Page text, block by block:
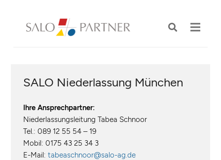
SALO Niederlassung München
Ihre Ansprechpartner:
Niederlassungsleitung Tabea Schnoor
Tel.: 089 12 55 54 – 19
Mobil: 0175 43 25 34 3
E-Mail: tabeaschnoor@salo-ag.de